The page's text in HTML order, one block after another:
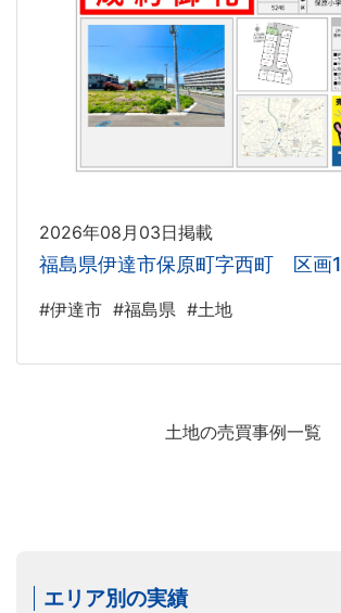
2026年08月03日掲載
福島県伊達市保原町字西町 区画1
#伊達市 #福島県 #土地
土地の売買事例一覧
エリア別の実績